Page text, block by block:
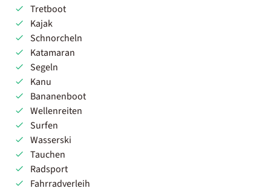
Tretboot
Kajak
Schnorcheln
Katamaran
Segeln
Kanu
Bananenboot
Wellenreiten
Surfen
Wasserski
Tauchen
Radsport
Fahrradverleih